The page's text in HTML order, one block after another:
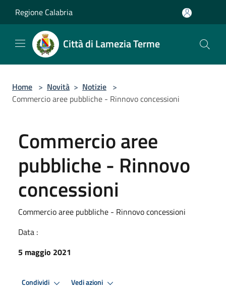
Regione Calabria
Città di Lamezia Terme
Home > Novità > Notizie >
Commercio aree pubbliche - Rinnovo concessioni
Commercio aree
pubbliche - Rinnovo
concessioni
Commercio aree pubbliche - Rinnovo concessioni
Data :
5 maggio 2021
Condividi Vedi azioni